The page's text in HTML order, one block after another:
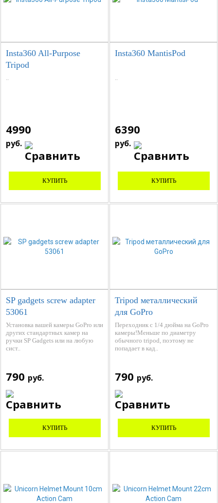
Insta360 All-Purpose
Tripod
..
4990
руб.
КУПИТЬ
Insta360 MantisPod
..
6390
руб.
КУПИТЬ
SP gadgets screw adapter
53061
Установка вашей камеры GoPro или
других стандартных камер на
ручки SP Gadgets или на любую
сист..
790 руб.
КУПИТЬ
Tripod металлический
для GoPro
Переходник с 1/4 дюйма на GoPro
камеры!Меньше по диаметру
обычного tripod, поэтому не
попадает в кад..
790 руб.
КУПИТЬ